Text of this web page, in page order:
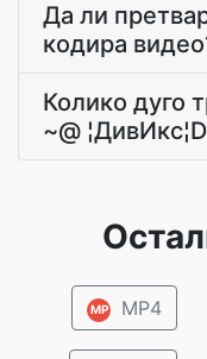
Да ли
кодира
Колико дуго
~@
MP MP4